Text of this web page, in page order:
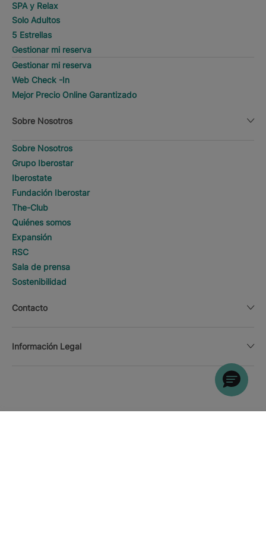
SPA y Relax
Solo Adultos
5 Estrellas
Gestionar mi reserva
Gestionar mi reserva
Web Check -In
Mejor Precio Online Garantizado
Sobre Nosotros
Sobre Nosotros
Grupo Iberostar
Iberostate
Fundación Iberostar
The-Club
Quiénes somos
Expansión
RSC
Sala de prensa
Sostenibilidad
Contacto
Información Legal